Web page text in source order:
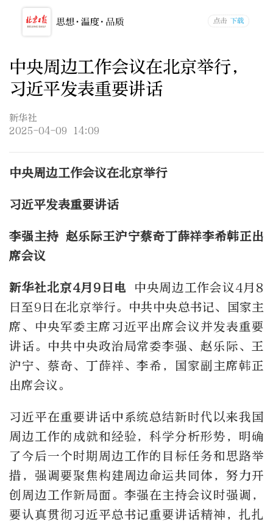
中央周边工作会议在北京举行，
习近平发表重要讲话
新华社
2025-04-09 14:09
中央周边工作会议在北京举行
习近平发表重要讲话
李强主持 赵乐际王沪宁蔡奇丁薛祥李希韩正出
席会议
新华社北京4月9日电 中央周边工作会议4月8
日至9日在北京举行。中共中央总书记、国家主
席、中央军委主席习近平出席会议并发表重要
讲话。中共中央政治局常委李强、赵乐际、王
沪宁、蔡奇、丁薛祥、李希，国家副主席韩正
出席会议。
习近平在重要讲话中系统总结新时代以来我国
周边工作的成就和经验，科学分析形势，明确
了今后一个时期周边工作的目标任务和思路举
措，强调要聚焦构建周边命运共同体，努力开
创周边工作新局面。李强在主持会议时强调，
要认真贯彻习近平总书记重要讲话精神，扎扎